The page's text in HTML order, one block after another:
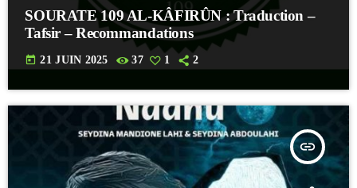
SOURATE 109 AL-KÂFIRÛN : Traduction –
Tafsir – Recommandations
today 21 JUIN 2025 37 1 2
insert_link